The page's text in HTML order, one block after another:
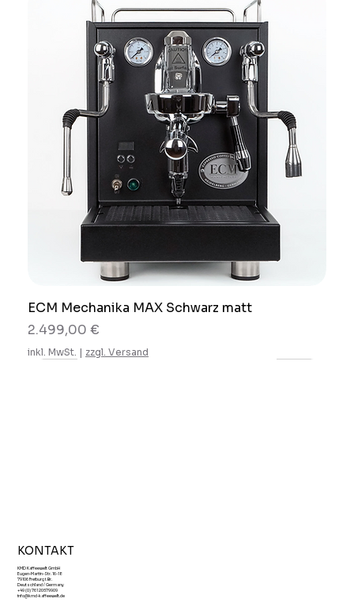
ECM Mechanika MAX Schwarz matt
Preis
2.499,00 €
inkl. MwSt. | zzgl. Versand
KONTAKT
KMD Kaffeewelt GmbH
Eugen-Martin-Str. 16-18
79106 Freiburg i. Br.
Deutschland / Germany
+49 (0) 761 20579909
info@kmd-kaffeewelt.de